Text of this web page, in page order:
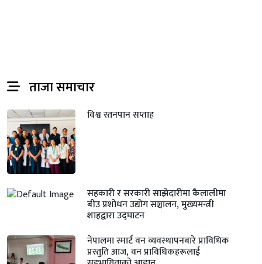
ताजा समाचार
विश्व स्तनपान सप्ताह
सहकारी र सरकारी साझेदारीमा कैलालीमा
बीउ प्रशोधन उद्योग सञ्चालन, मुख्यमन्त्री
शाहद्वारा उद्घाटन
नेपालमा स्मार्ट वन व्यवस्थापनबारे प्राविधिक
प्रस्तुति आज, वन प्राविधिकहरूलाई